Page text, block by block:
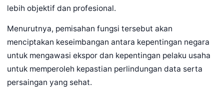
lebih objektif dan profesional.
Menurutnya, pemisahan fungsi tersebut akan
menciptakan keseimbangan antara kepentingan negara
untuk mengawasi ekspor dan kepentingan pelaku usaha
untuk memperoleh kepastian perlindungan data serta
persaingan yang sehat.